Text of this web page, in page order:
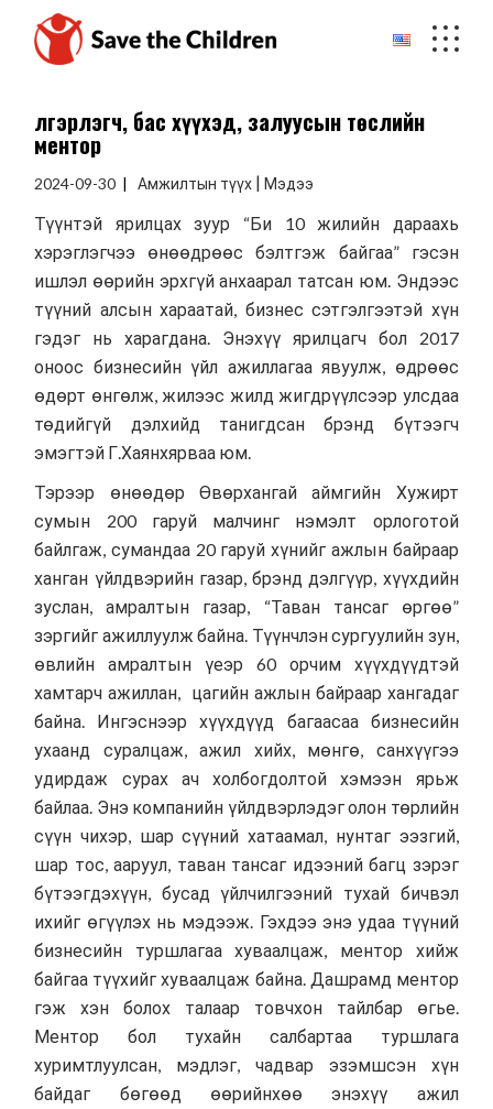
content
Үлгэрлэгч, бас хүүхэд, залуусын төслийн
ментор
2024-09-30 Амжилтын түүх |Мэдээ
Түүнтэй ярилцах зуур “Би 10 жилийн дараахь
хэрэглэгчээ өнөөдрөөс бэлтгэж байгаа” гэсэн
ишлэл өөрийн эрхгүй анхаарал татсан юм. Эндээс
түүний алсын хараатай, бизнес сэтгэлгээтэй хүн
гэдэг нь харагдана. Энэхүү ярилцагч бол 2017
оноос бизнесийн үйл ажиллагаа явуулж, өдрөөс
өдөрт өнгөлж, жилээс жилд жигдрүүлсээр улсдаа
төдийгүй дэлхийд танигдсан брэнд бүтээгч
эмэгтэй Г.Хаянхярваа юм.
Тэрээр өнөөдөр Өвөрхангай аймгийн Хужирт
сумын 200 гаруй малчинг нэмэлт орлоготой
байлгаж, сумандаа 20 гаруй хүнийг ажлын байраар
ханган үйлдвэрийн газар, брэнд дэлгүүр, хүүхдийн
зуслан, амралтын газар, “Таван тансаг өргөө”
зэргийг ажиллуулж байна. Түүнчлэн сургуулийн зун,
өвлийн амралтын үеэр 60 орчим хүүхдүүдтэй
хамтарч ажиллан, цагийн ажлын байраар хангадаг
байна. Ингэснээр хүүхдүүд багаасаа бизнесийн
ухаанд суралцаж, ажил хийх, мөнгө, санхүүгээ
удирдаж сурах ач холбогдолтой хэмээн ярьж
байлаа. Энэ компанийн үйлдвэрлэдэг олон төрлийн
сүүн чихэр, шар сүүний хатаамал, нунтаг ээзгий,
шар тос, ааруул, таван тансаг идээний багц зэрэг
бүтээгдэхүүн, бусад үйлчилгээний тухай бичвэл
ихийг өгүүлэх нь мэдээж. Гэхдээ энэ удаа түүний
бизнесийн туршлагаа хуваалцаж, ментор хийж
байгаа түүхийг хуваалцаж байна. Дашрамд ментор
гэж хэн болох талаар товчхон тайлбар өгье.
Ментор бол тухайн салбартаа туршлага
хуримтлуулсан, мэдлэг, чадвар эзэмшсэн хүн
байдаг бөгөөд өөрийнхөө энэхүү ажил